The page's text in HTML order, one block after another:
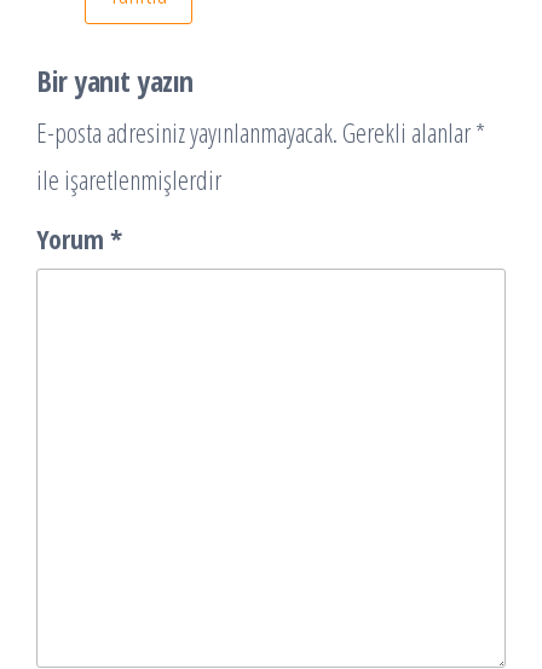
Bir yanıt yazın
E-posta adresiniz yayınlanmayacak. Gerekli alanlar*
ile işaretlenmişlerdir
Yorum *